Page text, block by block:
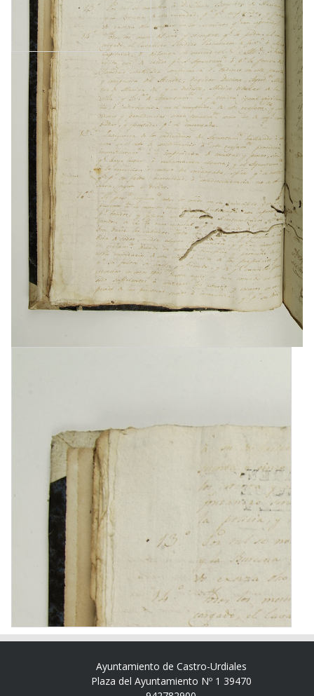
Ayuntamiento de Castro-Urdiales
Plaza del Ayuntamiento Nº 1 39470